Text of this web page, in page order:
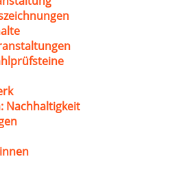
Nachhaltigkeit